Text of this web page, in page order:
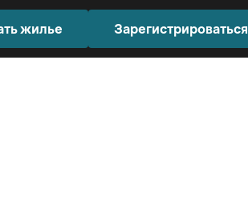
жилье Зарегистрироваться